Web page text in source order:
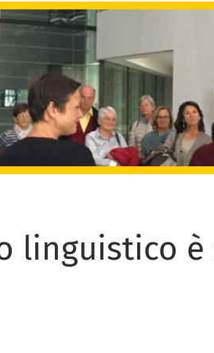
linguistico